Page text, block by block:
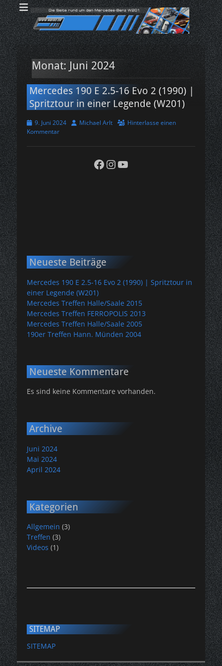
MB190.DE - Die
Seite rund um den
190er
Der Kultwagen der 80er & 90er Jahre! Über 40 Jahre Mercedes-Benz
190er! Tarnname Ushido! Werksbezeichnung W201!
Suche
nach:
Monat: Juni 2024
Mercedes 190 E 2.5-16 Evo 2 (1990) |
Spritztour in einer Legende (W201)
Veröffentlicht
am
9. Juni 2024 AutorMichael Arlt
Hinterlasse einen
Kommentar
Facebook
Instagram
YouTube
Neueste Beiträge
Mercedes 190 E 2.5-16 Evo 2 (1990) | Spritztour in
einer Legende (W201)
Mercedes Treffen Halle/Saale 2015
Mercedes Treffen FERROPOLIS 2013
Mercedes Treffen Halle/Saale 2005
190er Treffen Hann. Münden 2004
Neueste Kommentare
Es sind keine Kommentare vorhanden.
Archive
Juni 2024
Mai 2024
April 2024
Kategorien
Allgemein (3)
Treffen (3)
Videos (1)
SITEMAP
SITEMAP